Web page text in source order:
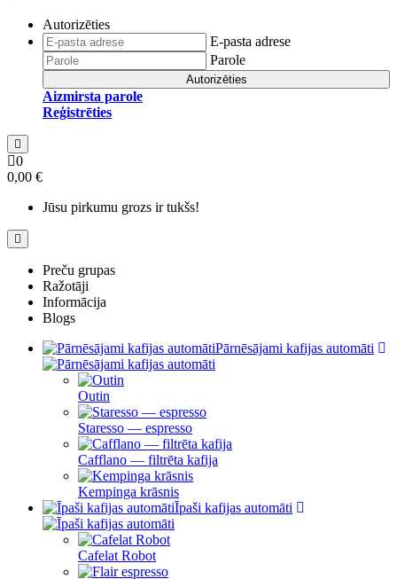
Autorizēties
E-pasta adrese
Parole
Autorizēties
Aizmirsta parole
Reģistrēties
0
0,00 €
Jūsu pirkumu grozs ir tukšs!
Preču grupas
Ražotāji
Informācija
Blogs
Pārnēsājami kafijas automāti
Outin
Staresso — espresso
Cafflano — filtrēta kafija
Kempinga krāsnis
Īpaši kafijas automāti
Cafelat Robot